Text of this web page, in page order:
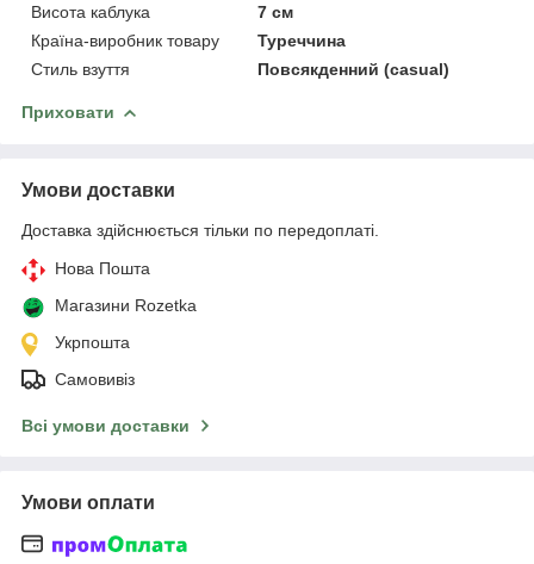
Висота каблука
7 см
Країна-виробник товару
Туреччина
Стиль взуття
Повсякденний (casual)
Приховати
Умови доставки
Доставка здійснюється тільки по передоплаті.
Нова Пошта
Магазини Rozetka
Укрпошта
Самовивіз
Всі умови доставки
Умови оплати